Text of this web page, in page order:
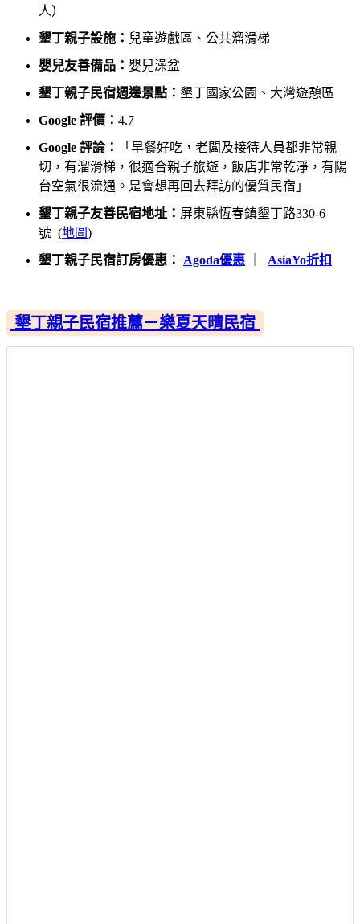
人）
墾丁親子設施： 兒童遊戲區、公共溜滑梯
嬰兒友善備品： 嬰兒澡盆
墾丁親子民宿週邊景點： 墾丁國家公園、大灣遊憩區
Google 評價： 4.7
Google 評論：
「早餐好吃，老闆及接待人員都非常親
切，有溜滑梯，很適合親子旅遊，飯店非常乾淨，有陽
台空氣很流通。是會想再回去拜訪的優質民宿」
墾丁親子友善民宿地址： 屏東縣恆春鎮墾丁路330-6
號 (地圖)
墾丁親子民宿訂房優惠：
Agoda優惠 AsiaYo折扣
墾丁親子民宿推薦－樂夏天晴民宿